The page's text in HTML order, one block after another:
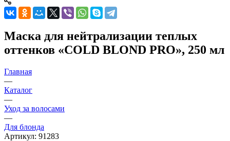
Маска для нейтрализации теплых
оттенков «COLD BLOND PRO», 250 мл
Главная
—
Каталог
—
Уход за волосами
—
Для блонда
Артикул: 91283